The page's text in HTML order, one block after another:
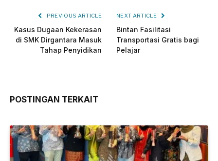
PREVIOUS ARTICLE
Kasus Dugaan Kekerasan
di SMK Dirgantara Masuk
Tahap Penyidikan
NEXT ARTICLE
Bintan Fasilitasi
Transportasi Gratis bagi
Pelajar
POSTINGAN TERKAIT